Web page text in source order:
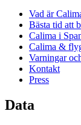
Vad är
Bästa tid att
Calima i
Calima &
Varningar
Kontakt
Press
Data